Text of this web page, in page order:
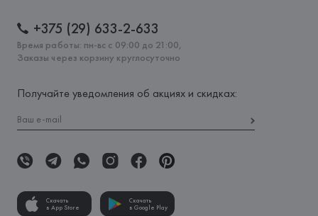
+375 (29) 633-2-633
Время работы: пн-вс с 09:00 до 21:00,
Заказы через корзину круглосуточно
Получайте уведомления об акциях и скидках:
Скачать
в App Store
Скачать
в Google Play